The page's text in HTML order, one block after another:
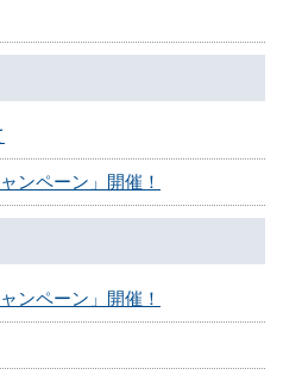
ンペーン」開催！
ンペーン」開催！